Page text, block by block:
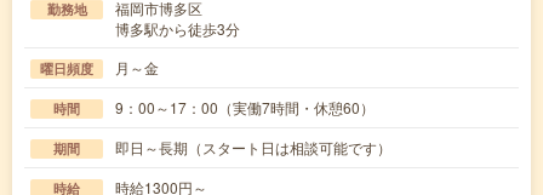
勤務地
福岡市博多区
博多駅から徒歩3分
曜日頻度 月～金
時間 9：00～17：00（実働7時間・休憩60）
期間 即日～長期（スタート日は相談可能です）
時給 時給1300円～